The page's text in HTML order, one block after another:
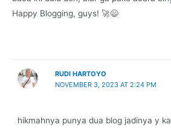
Happy Blogging, guys! 🚀😄
RUDI HARTOYO
NOVEMBER 3, 2023 AT 2:24 PM
hikmahnya punya dua blog jadinya y